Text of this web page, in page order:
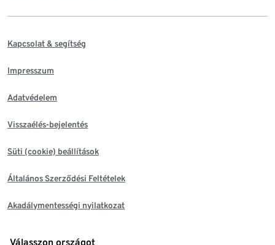
Kapcsolat & segítség
Impresszum
Adatvédelem
Visszaélés-bejelentés
Süti (cookie) beállítások
Általános Szerződési Feltételek
Akadálymentességi nyilatkozat
Válasszon országot